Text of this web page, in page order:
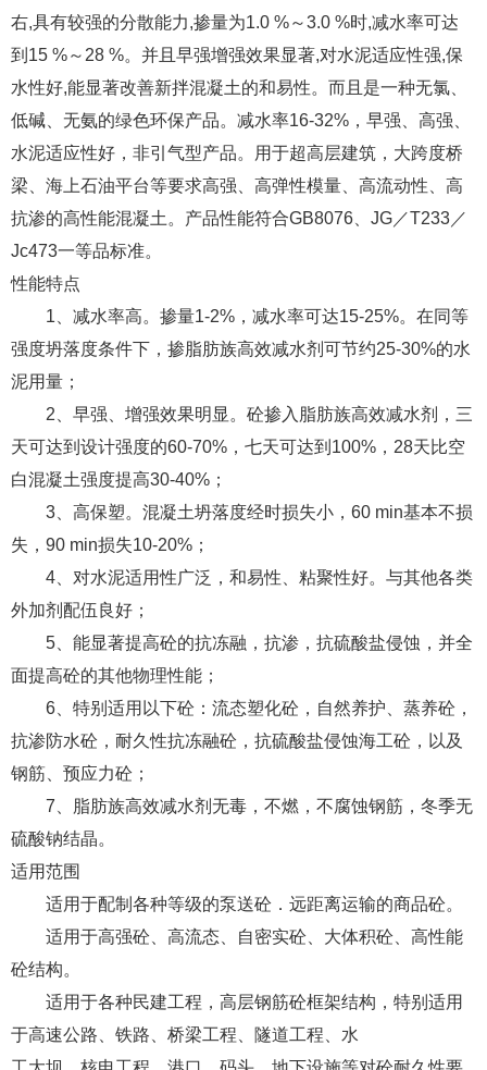
右,具有较强的分散能力,掺量为1.0 %～3.0 %时,减水率可达
到15 %～28 %。并且早强增强效果显著,对水泥适应性强,保
水性好,能显著改善新拌混凝土的和易性。而且是一种无氯、
低碱、无氨的绿色环保产品。减水率16-32%，早强、高强、
水泥适应性好，非引气型产品。用于超高层建筑，大跨度桥
梁、海上石油平台等要求高强、高弹性模量、高流动性、高
抗渗的高性能混凝土。产品性能符合GB8076、JG／T233／
Jc473一等品标准。
性能特点
1、减水率高。掺量1-2%，减水率可达15-25%。在同等
强度坍落度条件下，掺脂肪族高效减水剂可节约25-30%的水
泥用量；
2、早强、增强效果明显。砼掺入脂肪族高效减水剂，三
天可达到设计强度的60-70%，七天可达到100%，28天比空
白混凝土强度提高30-40%；
3、高保塑。混凝土坍落度经时损失小，60 min基本不损
失，90 min损失10-20%；
4、对水泥适用性广泛，和易性、粘聚性好。与其他各类
外加剂配伍良好；
5、能显著提高砼的抗冻融，抗渗，抗硫酸盐侵蚀，并全
面提高砼的其他物理性能；
6、特别适用以下砼：流态塑化砼，自然养护、蒸养砼，
抗渗防水砼，耐久性抗冻融砼，抗硫酸盐侵蚀海工砼，以及
钢筋、预应力砼；
7、脂肪族高效减水剂无毒，不燃，不腐蚀钢筋，冬季无
硫酸钠结晶。
适用范围
适用于配制各种等级的泵送砼．远距离运输的商品砼。
适用于高强砼、高流态、自密实砼、大体积砼、高性能
砼结构。
适用于各种民建工程，高层钢筋砼框架结构，特别适用
于高速公路、铁路、桥梁工程、隧道工程、水